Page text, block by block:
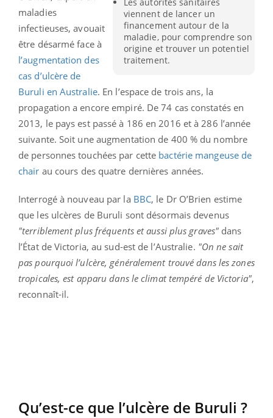
viennent de lancer un
financement autour de la
maladie, pour comprendre son
origine et trouver un potentiel
traitement.
maladies
infectieuses, avouait
être désarmé face à
l’augmentation des
cas d’ulcère de
Buruli en Australie. En l’espace de trois ans, la
propagation a encore empiré. De 74 cas constatés en
2013, le pays est passé à 186 en 2016 et à 286 l’année
suivante. Soit une augmentation de 400 % du nombre
de personnes touchées par cette bactérie mangeuse de
chair au cours des quatre dernières années.
Interrogé à nouveau par la BBC, le Dr O’Brien estime
que les ulcères de Buruli sont désormais devenus
"terriblement plus fréquents et aussi plus graves" dans
l’État de Victoria, au sud-est de l’Australie. "On ne sait
pas pourquoi l’ulcère, généralement trouvé dans les zones
tropicales, est apparu dans le climat tempéré de Victoria",
reconnaît-il.
Qu’est-ce que l’ulcère de Buruli ?